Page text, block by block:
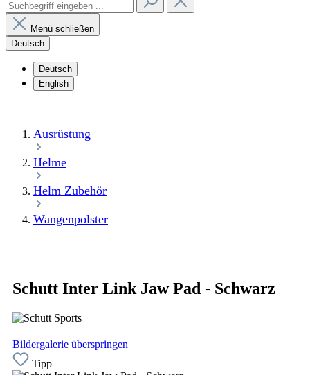
Menü schließen
Deutsch
Deutsch
English
Ausrüstung
Helme
Helm Zubehör
Wangenpolster
Schutt Inter Link Jaw Pad - Schwarz
Bildergalerie überspringen
Tipp